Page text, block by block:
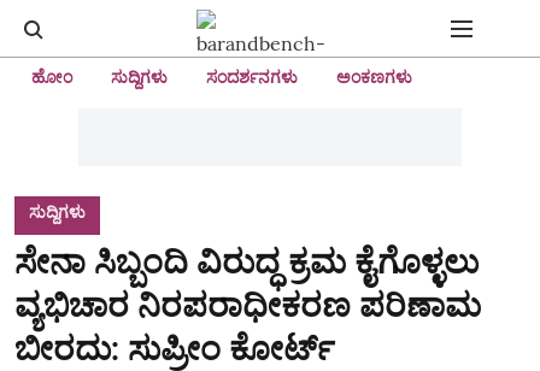
ಹೋಂ ಸುದ್ದಿಗಳು ಸಂದರ್ಶನಗಳು ಅಂಕಣಗಳು
ಸುದ್ದಿಗಳು
ಸೇನಾ ಸಿಬ್ಬಂದಿ ವಿರುದ್ಧ ಕ್ರಮ ಕೈಗೊಳ್ಳಲು
ವ್ಯಭಿಚಾರ ನಿರಪರಾಧೀಕರಣ ಪರಿಣಾಮ
ಬೀರದು: ಸುಪ್ರೀಂ ಕೋರ್ಟ್